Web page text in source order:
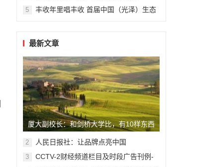
5
丰收年里唱丰收 首届中国（光泽）生态
最新文章
厦大副校长：和剑桥大学比，有10样东西
我们做不到
2 人民日报社：让品牌点亮中国
3
CCTV-2财经频道栏目及时段广告刊例-